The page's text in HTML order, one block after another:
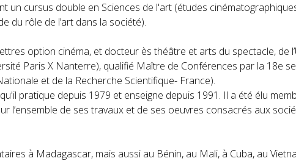
un cursus double en Sciences de l'art (études
du rôle de l’art dans la société).
option cinéma, et docteur ès théâtre et arts du spectacle, de
Paris X Nanterre), qualifié Maître de Conférences par la 18e
et de la Recherche Scientifique- France).
pratique depuis 1979 et enseigne depuis 1991. Il a été élu
l’ensemble de ses travaux et de ses oeuvres consacrés aux
à Madagascar, mais aussi au Bénin, au Mali, à Cuba, au